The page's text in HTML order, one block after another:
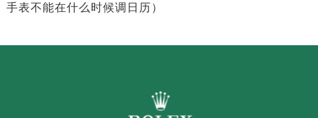
手表不能在什么时候调日历）